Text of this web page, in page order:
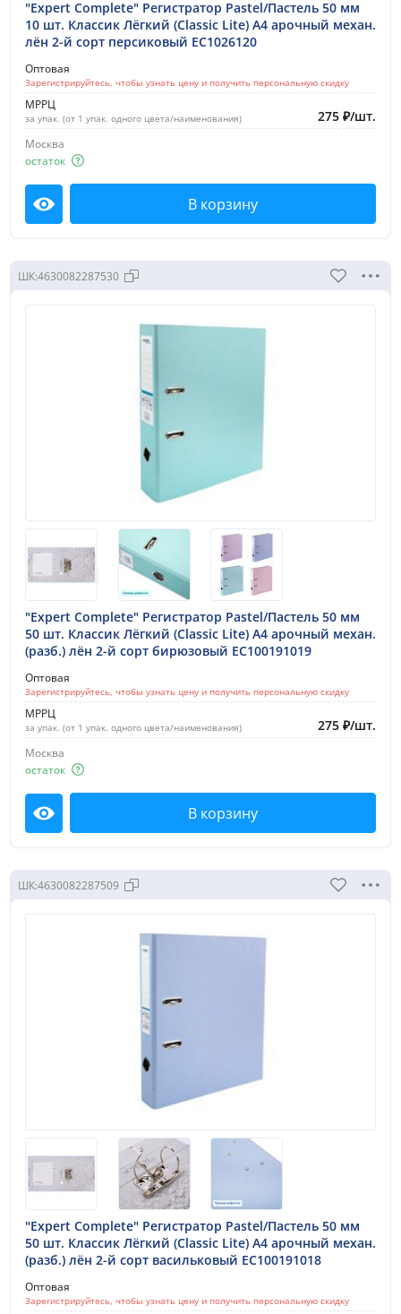
"Expert Complete" Регистратор Pastel/Пастель 50 мм
10 шт. Классик Лёгкий (Classic Lite) A4 арочный механ.
лён 2-й сорт персиковый EC1026120
Оптовая
Зарегистрируйтесь, чтобы узнать цену и получить персональную скидку
МРРЦ
за упак. (от 1 упак. одного цвета/наименования) 275 ₽/шт.
Москва
остаток
Посмотреть В корзину
ШК:4630082287530
"Expert Complete" Регистратор Pastel/Пастель 50 мм
50 шт. Классик Лёгкий (Classic Lite) A4 арочный механ.
(разб.) лён 2-й сорт бирюзовый EC100191019
Оптовая
Зарегистрируйтесь, чтобы узнать цену и получить персональную скидку
МРРЦ
за упак. (от 1 упак. одного цвета/наименования) 275 ₽/шт.
Москва
остаток
Посмотреть В корзину
ШК:4630082287509
"Expert Complete" Регистратор Pastel/Пастель 50 мм
50 шт. Классик Лёгкий (Classic Lite) A4 арочный механ.
(разб.) лён 2-й сорт васильковый EC100191018
Оптовая
Зарегистрируйтесь, чтобы узнать цену и получить персональную скидку